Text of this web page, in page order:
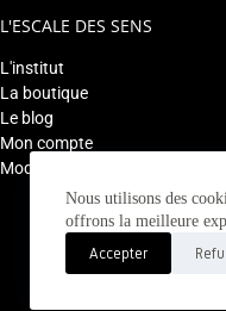
Nous utilisons des
offrons la meilleure
Accepter
L'ESCALE DES SENS
L'institut
La boutique
Le blog
Mon compte
Modifier mon rendez-vous